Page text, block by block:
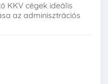
KKV cégek ideális
az adminisztrációs